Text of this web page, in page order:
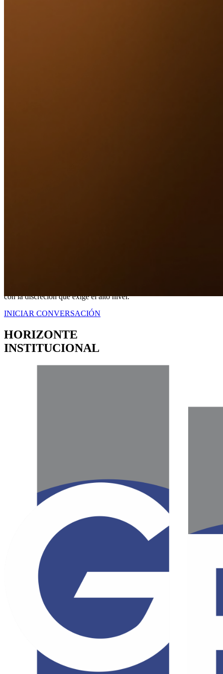
con la discreción que exige el alto nivel.
INICIAR CONVERSACIÓN
HORIZONTE
INSTITUCIONAL